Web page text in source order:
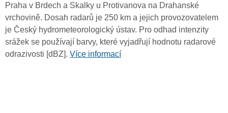
Praha v Brdech a Skalky u Protivanova na Drahanské
vrchovině. Dosah radarů je 250 km a jejich provozovatelem
je Český hydrometeorologický ústav. Pro odhad intenzity
srážek se používají barvy, které vyjadřují hodnotu radarové
odrazivosti [dBZ]. Více informací